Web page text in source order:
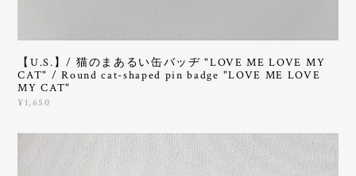
【U.S.】/ 猫のまあるい缶バッヂ "LOVE ME LOVE MY
CAT" / Round cat-shaped pin badge "LOVE ME LOVE
MY CAT"
¥1,650